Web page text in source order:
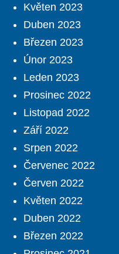
Květen 2023
Duben 2023
Březen 2023
Únor 2023
Leden 2023
Prosinec 2022
Listopad 2022
Září 2022
Srpen 2022
Červenec 2022
Červen 2022
Květen 2022
Duben 2022
Březen 2022